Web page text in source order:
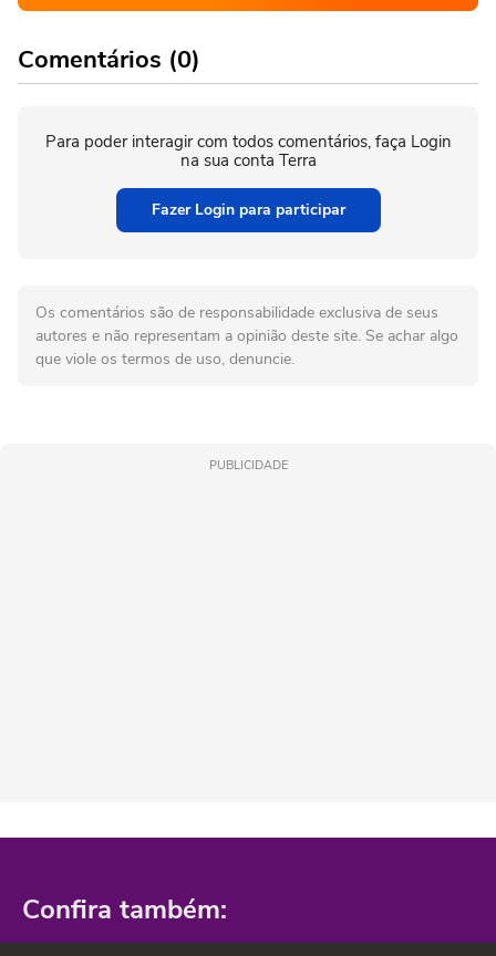
Comentários (0)
Para poder interagir com todos comentários, faça Login
na sua conta Terra
Fazer Login para participar
Os comentários são de responsabilidade exclusiva de seus
autores e não representam a opinião deste site. Se achar algo
que viole os termos de uso, denuncie.
PUBLICIDADE
Confira também: